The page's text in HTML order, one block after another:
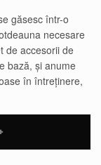
găsesc într-o
necesare
de accesorii de
bază, și anume
în întreținere,